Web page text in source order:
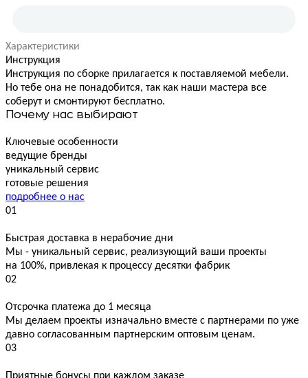
Характеристики
Инструкция
Инструкция по сборке прилагается к поставляемой мебели.
Но тебе она не понадобится, так как наши мастера все
соберут и смонтируют бесплатно.
Почему нас выбирают
Ключевые особенности
ведущие бренды
уникальный сервис
готовые решения
подробнее о нас
01
Быстрая доставка в нерабочие дни
Мы - уникальный сервис, реализующий ваши проекты
на 100%, привлекая к процессу десятки фабрик
02
Отсрочка платежа до 1 месяца
Мы делаем проекты изначально вместе с партнерами по уже
давно согласованным партнерским оптовым ценам.
03
Приятные бонусы при каждом заказе